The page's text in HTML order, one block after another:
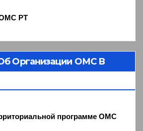
РТ
Организации ОМС В
программе ОМС